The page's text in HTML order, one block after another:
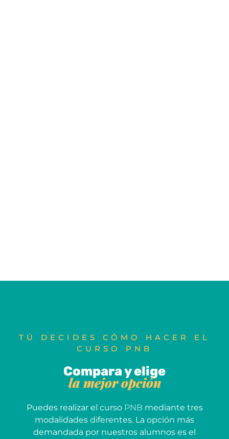
TÚ DECIDES CÓMO HACER EL
CURSO PNB
Compara y elige
la mejor opción
Puedes realizar el curso PNB mediante tres
modalidades diferentes. La opción más
demandada por nuestros alumnos es el